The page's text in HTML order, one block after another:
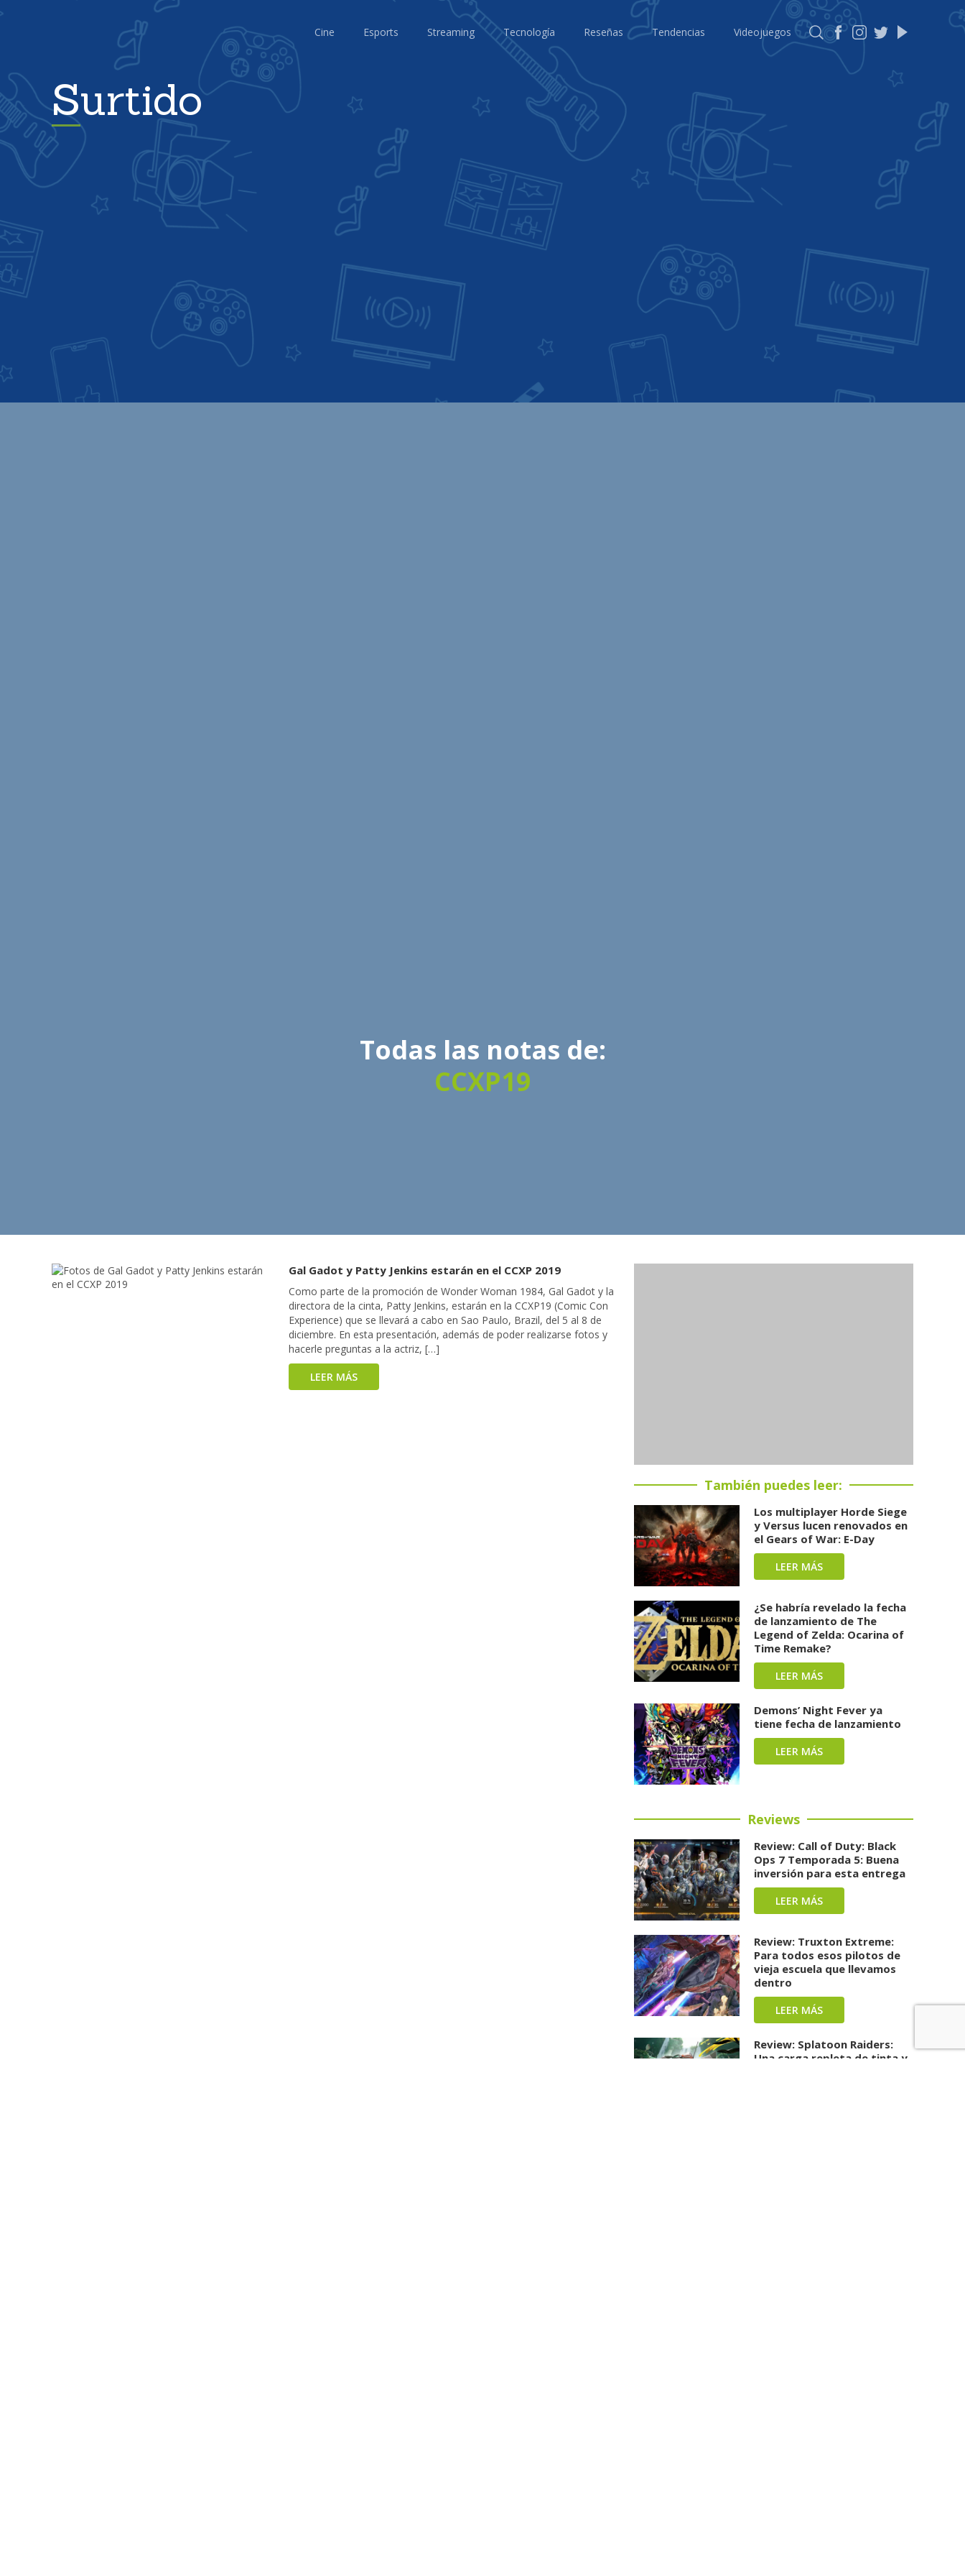
Cine Esports Streaming Tecnología Reseñas Tendencias Videojuegos
Surtido
Todas las notas de:
CCXP19
Gal Gadot y Patty Jenkins estarán en el CCXP 2019
Como parte de la promoción de Wonder Woman 1984, Gal Gadot y la
directora de la cinta, Patty Jenkins, estarán en la CCXP19 (Comic Con
Experience) que se llevará a cabo en Sao Paulo, Brazil, del 5 al 8 de
diciembre. En esta presentación, además de poder realizarse fotos y
hacerle preguntas a la actriz, […]
LEER MÁS
También puedes leer:
Los multiplayer Horde Siege
y Versus lucen renovados en
el Gears of War: E-Day
LEER MÁS
¿Se habría revelado la fecha
de lanzamiento de The
Legend of Zelda: Ocarina of
Time Remake?
LEER MÁS
Demons’ Night Fever ya
tiene fecha de lanzamiento
LEER MÁS
Reviews
Review: Call of Duty: Black
Ops 7 Temporada 5: Buena
inversión para esta entrega
LEER MÁS
Review: Truxton Extreme:
Para todos esos pilotos de
vieja escuela que llevamos
dentro
LEER MÁS
Review: Splatoon Raiders:
Una carga repleta de tinta y